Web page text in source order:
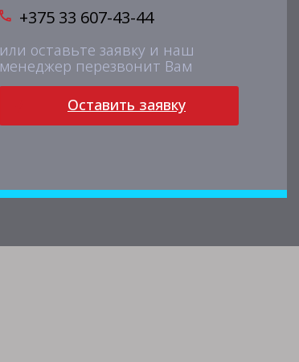
+375 33 607-43-44
или оставьте заявку и наш
менеджер перезвонит Вам
Оставить заявку